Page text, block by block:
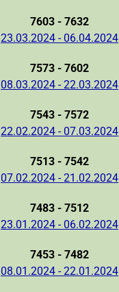
7603 - 7632
23.03.2024 - 06.04.2024
7573 - 7602
08.03.2024 - 22.03.2024
7543 - 7572
22.02.2024 - 07.03.2024
7513 - 7542
07.02.2024 - 21.02.2024
7483 - 7512
23.01.2024 - 06.02.2024
7453 - 7482
08.01.2024 - 22.01.2024